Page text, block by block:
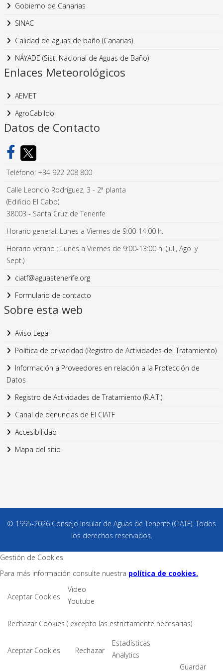
Gobierno de Canarias
SINAC
Calidad de aguas de baño (Canarias)
NÁYADE (Sist. Nacional de Aguas de Baño)
Enlaces Meteorológicos
AEMET
AgroCabildo
Datos de Contacto
Teléfono: +34 922 208 800
Calle Leoncio Rodríguez, 3 - 2ª planta
(Edificio El Cabo)
38003 - Santa Cruz de Tenerife
Horario general: Lunes a Viernes de 9:00-14:00 h.
Horario verano : Lunes a Viernes de 9:00-13:00 h. (Jul., Ago. y
Sept.)
ciatf@aguastenerife.org
Formulario de contacto
Sobre esta web
Aviso Legal
Política de privacidad (Registro de Actividades del Tratamiento)
Información a Proveedores en relación a la Protección de
Datos
Registro de Actividades de Tratamiento (R.A.T.).
Canal de denuncias de El CIATF
Accesibilidad
Mapa del sitio
© 1995-2026 Consejo Insular de Aguas de Tenerife (CIATF). Todos
los derechos reservados.
Gestión de Cookies
Para más información consulte nuestra política de cookies.
Aceptar Cookies
Rechazar Cookies ( excepto las estrictamente necesarias)
Video
Youtube
Aceptar Cookies Rechazar
Estadísticas
Analytics
Guardar